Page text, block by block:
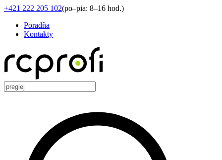
+421 222 205 102(po–pia: 8–16 hod.)
Poradňa
Kontakty